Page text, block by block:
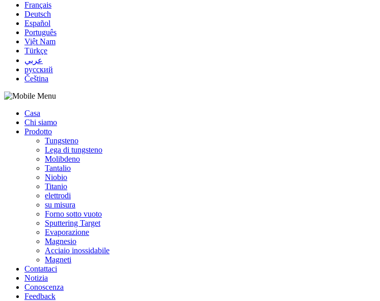
Français
Deutsch
Español
Português
Việt Nam
Türkçe
عربي
русский
Čeština
Casa
Chi siamo
Prodotto
Tungsteno
Lega di tungsteno
Molibdeno
Tantalio
Niobio
Titanio
elettrodi
su misura
Forno sotto vuoto
Sputtering Target
Evaporazione
Magnesio
Acciaio inossidabile
Magneti
Contattaci
Notizia
Conoscenza
Feedback